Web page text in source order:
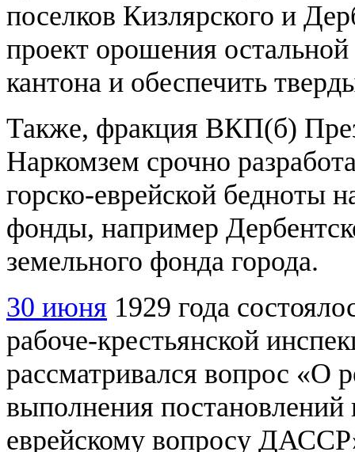
поселков Кизлярского и
проект орошения
кантона и обеспечить
Также, фракция ВКП(б)
Наркомзем срочно
горско-еврейской бедноты
фонды, например
земельного фонда города.
30 июня 1929 года
рабоче-крестьянской
рассматривался вопрос «О
выполнения постановлений
еврейскому вопросу